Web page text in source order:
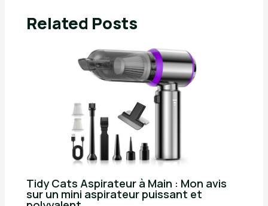
Related Posts
Tidy Cats Aspirateur à Main : Mon avis
sur un mini aspirateur puissant et